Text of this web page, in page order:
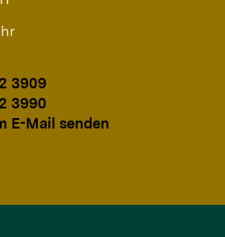
3909
3990
E-Mail senden